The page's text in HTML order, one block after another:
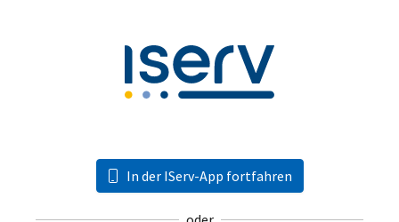
In der IServ-App fortfahren